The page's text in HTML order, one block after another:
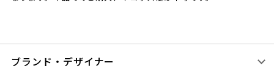
ブランド・デザイナー